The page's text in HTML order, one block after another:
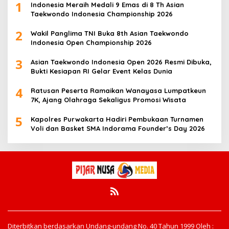
1
Indonesia Meraih Medali 9 Emas di 8 Th Asian
Taekwondo Indonesia Championship 2026
2
Wakil Panglima TNI Buka 8th Asian Taekwondo
Indonesia Open Championship 2026
3
Asian Taekwondo Indonesia Open 2026 Resmi Dibuka,
Bukti Kesiapan RI Gelar Event Kelas Dunia
4
Ratusan Peserta Ramaikan Wanayasa Lumpatkeun
7K, Ajang Olahraga Sekaligus Promosi Wisata
5
Kapolres Purwakarta Hadiri Pembukaan Turnamen
Voli dan Basket SMA Indorama Founder’s Day 2026
Diterbitkan berdasarkan Undang-undang No. 40 Tahun 1999 Oleh :